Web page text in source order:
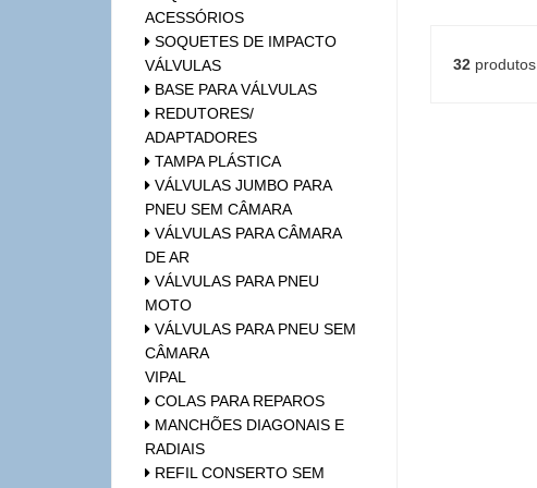
ACESSÓRIOS
SOQUETES DE IMPACTO
VÁLVULAS
BASE PARA VÁLVULAS
REDUTORES/
ADAPTADORES
TAMPA PLÁSTICA
VÁLVULAS JUMBO PARA
PNEU SEM CÂMARA
VÁLVULAS PARA CÂMARA
DE AR
VÁLVULAS PARA PNEU
MOTO
VÁLVULAS PARA PNEU SEM
CÂMARA
VIPAL
COLAS PARA REPAROS
MANCHÕES DIAGONAIS E
RADIAIS
REFIL CONSERTO SEM
32produtos